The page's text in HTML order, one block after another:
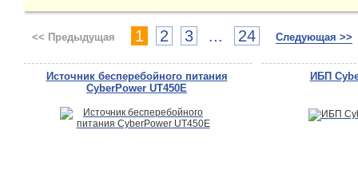
<< Предыдущая 1 2 3 ... 24 Следующая >>
Источник бесперебойного питания
CyberPower UT450E
ИБП